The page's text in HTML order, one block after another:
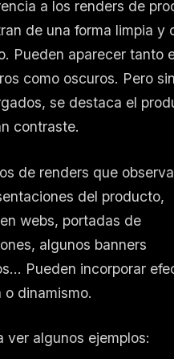
a los renders de
de una forma limpia y
Pueden aparecer tanto
como oscuros. Pero
se destaca el
contraste.
de renders que
del producto,
webs, portadas de
algunos banners
Pueden incorporar
o dinamismo.
ver algunos ejemplos: